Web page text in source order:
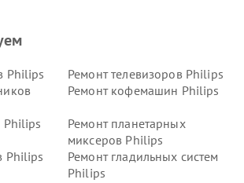
Philips
Ремонт телевизоров Philips
Ремонт кофемашин Philips
Philips
Ремонт планетарных
миксеров Philips
Philips
Ремонт гладильных систем
Philips